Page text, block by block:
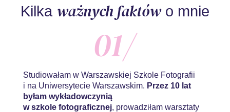
Kilka ważnych faktówo mnie
01/
Studiowałam w Warszawskiej Szkole Fotografii
i na Uniwersytecie Warszawskim. Przez 10 lat
byłam wykładowczynią
w szkole fotograficznej, prowadziłam warsztaty